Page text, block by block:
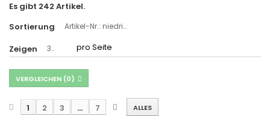
Es gibt 242 Artikel.
Sortierung
Artikel-Nr.: niedrigste zuerst
Zeigen 36 pro Seite
VERGLEICHEN (0)
ALLES
1 2 3 ... 7